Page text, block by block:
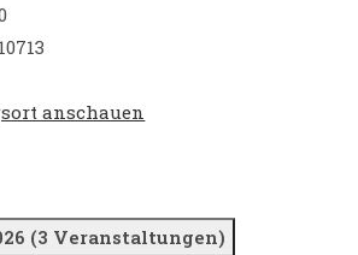
10713
anschauen
(3 Veranstaltungen)